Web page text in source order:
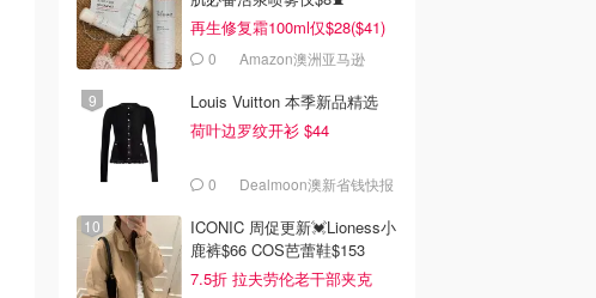
再生修复霜100ml仅$28($41)
0 Amazon澳洲亚马逊
Louis Vuitton 本季新品精选
荷叶边罗纹开衫 $44
0 Dealmoon澳新省钱快报
ICONIC 周促更新💓Lioness小
鹿裤$66 COS芭蕾鞋$153
7.5折 拉夫劳伦老干部夹克